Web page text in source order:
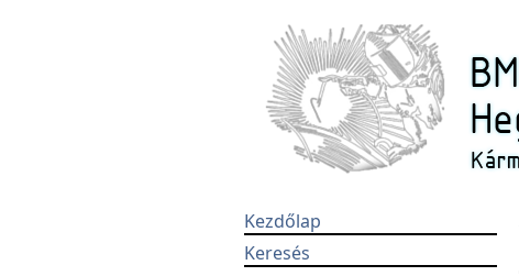
Kezdőlap
Keresés